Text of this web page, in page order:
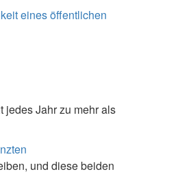
eines öffentlichen
jedes Jahr zu mehr als
und diese beiden